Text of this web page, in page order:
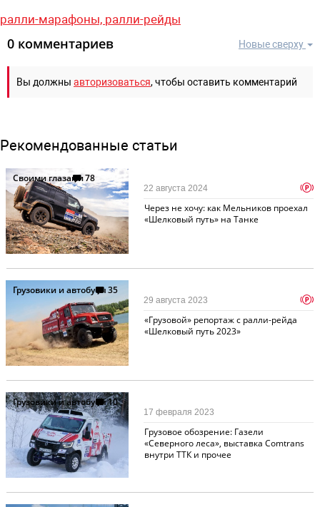
ралли-марафоны, ралли-рейды
Новые сверху
0 комментариев
Вы должны авторизоваться, чтобы оставить комментарий
Рекомендованные статьи
Своими глазами78
Через не хочу: как Мельников проехал
«Шелковый путь» на Танке
22 августа 2024 p
Грузовики и автобусы35
«Грузовой» репортаж с ралли-рейда
«Шелковый путь 2023»
29 августа 2023 p
Грузовики и автобусы10
Грузовое обозрение: Газели
«Северного леса», выставка Comtrans
внутри ТТК и прочее
17 февраля 2023